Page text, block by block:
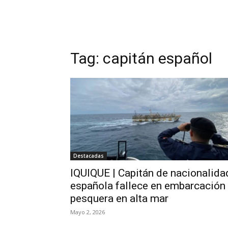
Tag: capitán español
Destacadas
IQUIQUE | Capitán de
española fallece en embarcación
pesquera en alta mar
Mayo 2, 2026